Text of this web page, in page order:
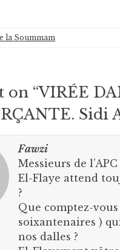
la Soummam
on “VIRÉE
Sidi
Fawzi
Messieurs de l’APC
El-Flaye attend
?
Que comptez-
soixantenaires )
nos dalles ?